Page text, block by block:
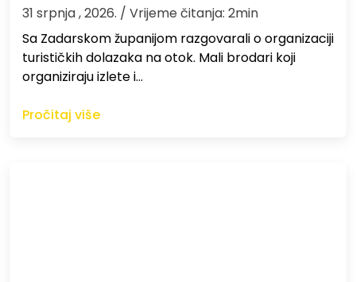
31 srpnja , 2026. / Vrijeme čitanja: 2min
Sa Zadarskom županijom razgovarali o organizaciji
turističkih dolazaka na otok. Mali brodari koji
organiziraju izlete i…
Pročitaj više